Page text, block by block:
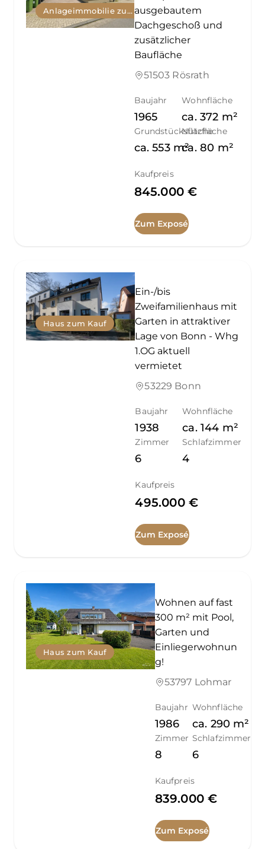
Anlageimmobilie zum Kauf ausgebautem
Dachgeschoß und
zusätzlicher
Baufläche
51503 Rösrath
Baujahr
1965
Wohnfläche
ca. 372 m²
Grundstücksfläche
ca. 553 m²
Nutzfläche
ca. 80 m²
Kaufpreis
845.000 €
Zum Exposé
Haus zum Kauf
Ein-/bis
Zweifamilienhaus mit
Garten in attraktiver
Lage von Bonn - Whg
1.OG aktuell
vermietet
53229 Bonn
Baujahr
1938
Wohnfläche
ca. 144 m²
Zimmer
6
Schlafzimmer
4
Kaufpreis
495.000 €
Zum Exposé
Haus zum Kauf
Wohnen auf fast
300 m² mit Pool,
Garten und
Einliegerwohnun
g!
53797 Lohmar
Baujahr
1986
Wohnfläche
ca. 290 m²
Zimmer
8
Schlafzimmer
6
Kaufpreis
839.000 €
Zum Exposé